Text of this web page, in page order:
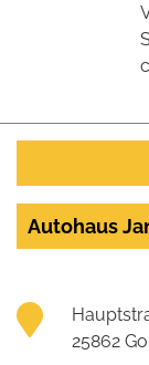
Autohaus
25862